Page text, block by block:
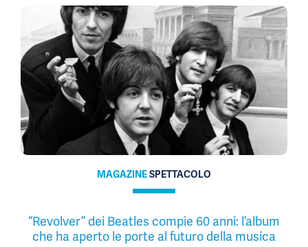
MAGAZINESPETTACOLO
“Revolver” dei Beatles compie 60 anni: l’album
che ha aperto le porte al futuro della musica